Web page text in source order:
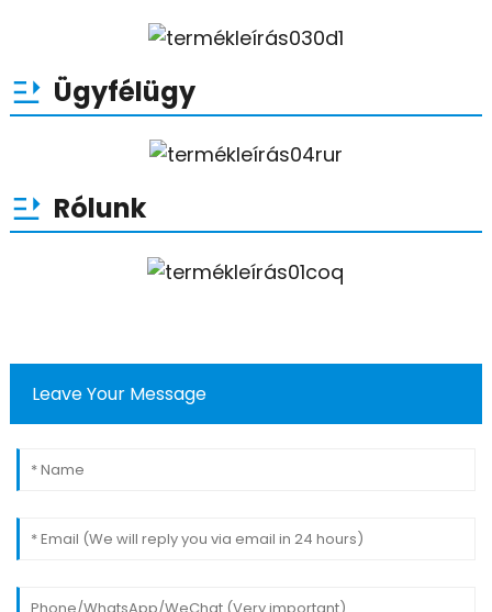
Ügyfélügy
Rólunk
Leave Your Message